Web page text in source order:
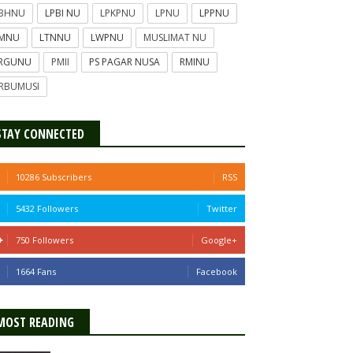
LPBI NU LPKPNU LPNU
LPPNU
LTNNU LWPNU
MUSLIMAT NU
PMII PS PAGAR NUSA
RMINU
CONNECTED
10286 Subscribers RSS
5432 Followers Twitter
750 Followers Google+
1664 Fans Facebook
READING